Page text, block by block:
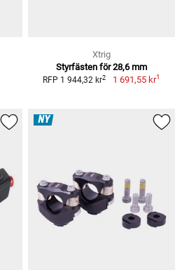
Xtrig
Styrfästen för 28,6 mm
RFP 1 944,32 kr2 1 691,55 kr1
NY